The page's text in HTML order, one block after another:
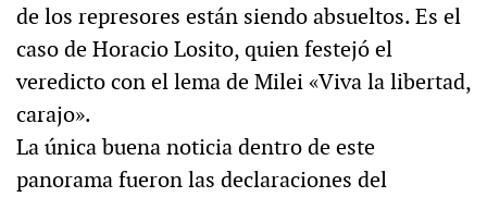
de los represores están siendo absueltos. Es el
caso de Horacio Losito, quien festejó el
veredicto con el lema de Milei «Viva la libertad,
carajo».
La única buena noticia dentro de este
panorama fueron las declaraciones del